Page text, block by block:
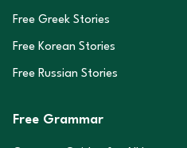
Free Greek Stories
Free Korean Stories
Free Russian Stories
Free Grammar